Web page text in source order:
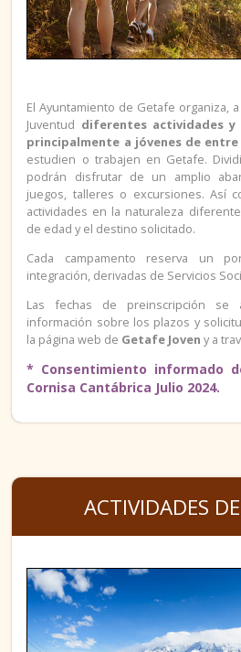
BECAS / FAQ
PLAZOS DE SOLICITUD
FERIAS, JORNADAS,
ENLACES
OCIO
PUBLICACIONES
CARNÉS
VIAJES
OCIO EN GETAFE
SALUD
El Ayuntamiento de Getafe organiza,
Juventud diferentes actividades
principalmente a jóvenes de entre
estudien o trabajen en Getafe.
podrán disfrutar de un amplio
juegos, talleres o excursiones. Así
actividades en la naturaleza
de edad y el destino solicitado.
Cada campamento reserva un
integración, derivadas de Servicios
Las fechas de preinscripción se
información sobre los plazos y
la página web de Getafe Joven y a
* Consentimiento informado
Cornisa Cantábrica Julio 2024.
ACTIVIDADES